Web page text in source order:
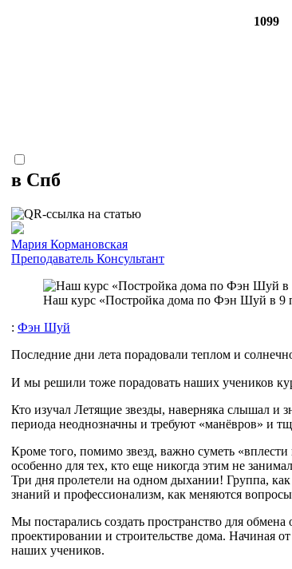
1099
в Спб
Мария Кормановская
Преподаватель Консультант
Наш курс «Постройка дома по Фэн Шуй в 9
: Фэн Шуй
Последние дни лета порадовали теплом и
И мы решили тоже порадовать наших учеников
Кто изучал Летящие звезды, наверняка слышал и
периода неоднозначны и требуют «манёвров» и
Кроме того, помимо звезд, важно суметь
особенно для тех, кто еще никогда этим не
Три дня пролетели на одном дыхании! Группа, как
знаний и профессионализм, как меняются
Мы постарались создать пространство для
проектировании и строительстве дома. Начиная
наших учеников.